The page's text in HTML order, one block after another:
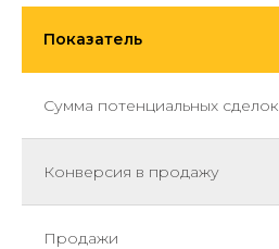
Показатель
Сумма потенциальных сделок
Конверсия в продажу
Продажи